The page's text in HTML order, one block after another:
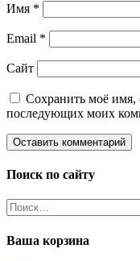
Имя *
Email *
Сайт
Сохранить моё имя,
последующих моих
Поиск по сайту
Найти:
Ваша корзина